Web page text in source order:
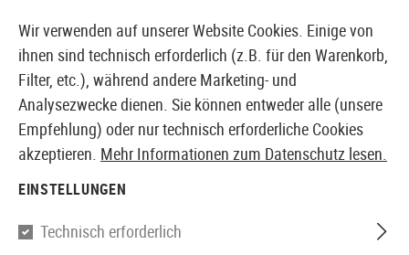
EUROPÄISCHER AIRSOFT SHOP & GROßHÄNDLER
Blackhawk
Wir verwenden auf unserer Website Cookies. Einige von
ihnen sind technisch erforderlich (z.B. für den Warenkorb,
Filter, etc.), während andere Marketing- und
Analysezwecke dienen. Sie können entweder alle (unsere
Empfehlung) oder nur technisch erforderliche Cookies
akzeptieren. Mehr Informationen zum Datenschutz lesen.
EINSTELLUNGEN
Technisch erforderlich